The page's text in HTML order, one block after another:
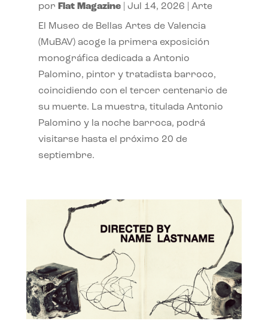
por Flat Magazine| Jul 14, 2026 Arte
El Museo de Bellas Artes de Valencia
(MuBAV) acoge la primera exposición
monográfica dedicada a Antonio
Palomino, pintor y tratadista barroco,
coincidiendo con el tercer centenario de
su muerte. La muestra, titulada Antonio
Palomino y la noche barroca, podrá
visitarse hasta el próximo 20 de
septiembre.